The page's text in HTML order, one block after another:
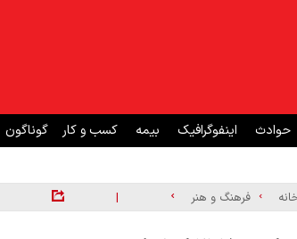
حوادث اینفوگرافیک بیمه کسب و کار گوناگون
فرهنگ و هنر |